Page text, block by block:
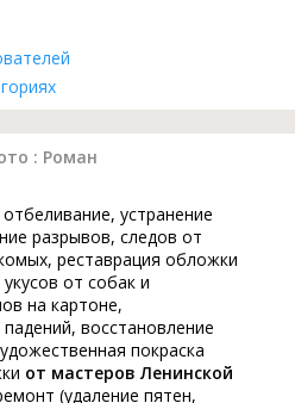
: Роман
устранение
разрывов, следов от
реставрация обложки
от собак и
на картоне,
восстановление
покраска
от мастеров Ленинской
(удаление пятен,